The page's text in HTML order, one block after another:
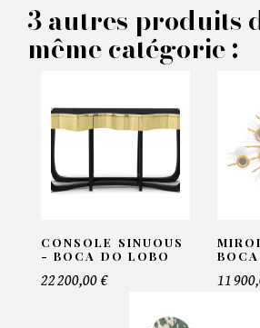
VOS INFORMATIONS :
Email*
3 autres produits
même catégorie :
CONSOLE SINUOUS
- BOCA DO LOBO
22 200,00 € 11